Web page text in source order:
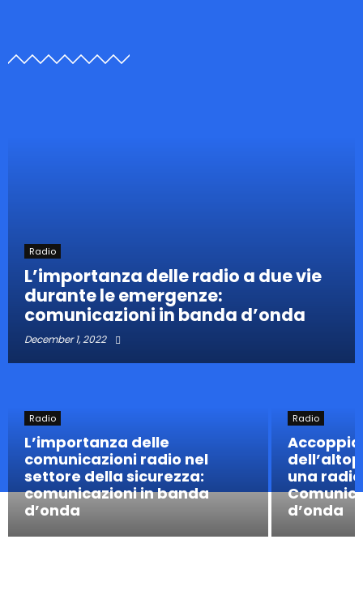
Radio
L’importanza delle radio a due vie
durante le emergenze:
comunicazioni in banda d’onda
December 1, 2022
Radio
L’importanza delle
comunicazioni radio nel
settore della sicurezza:
comunicazioni in banda
d’onda
Radio
una
d’onda